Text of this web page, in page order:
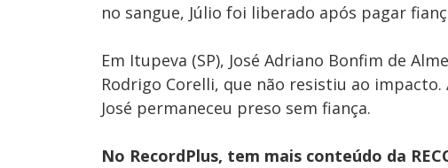
no sangue, Júlio foi liberado após pagar
Em Itupeva (SP), José Adriano Bonfim de
Rodrigo Corelli, que não resistiu ao
José permaneceu preso sem fiança.
No RecordPlus, tem mais conteúdo da